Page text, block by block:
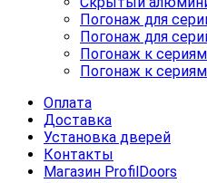
Погонаж для
Погонаж для серий
Погонаж к сериям
Погонаж к сериям
Оплата
Доставка
Установка дверей
Контакты
Магазин ProfilDoors